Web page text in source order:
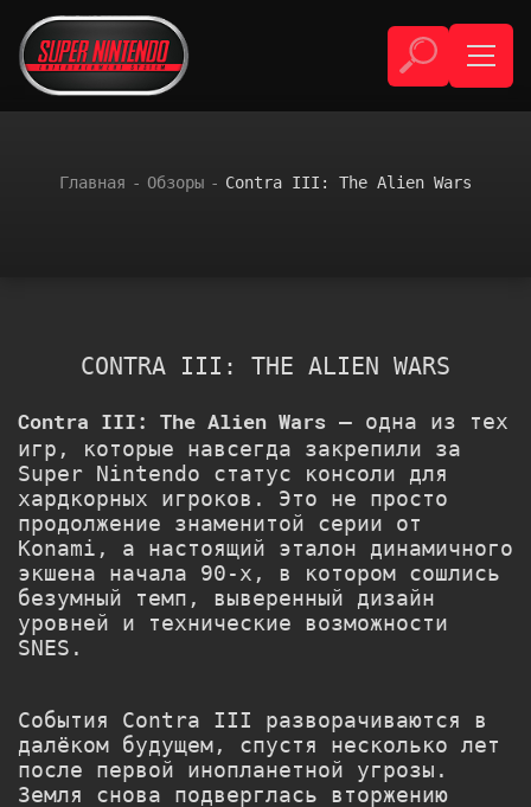
Главная Обзоры Contra III: The Alien Wars
CONTRA III: THE ALIEN WARS
Contra III: The Alien Wars — одна из тех
игр, которые навсегда закрепили за
Super Nintendo статус консоли для
хардкорных игроков. Это не просто
продолжение знаменитой серии от
Konami, а настоящий эталон динамичного
экшена начала 90-х, в котором сошлись
безумный темп, выверенный дизайн
уровней и технические возможности
SNES.
События Contra III разворачиваются в
далёком будущем, спустя несколько лет
после первой инопланетной угрозы.
Земля снова подверглась вторжению